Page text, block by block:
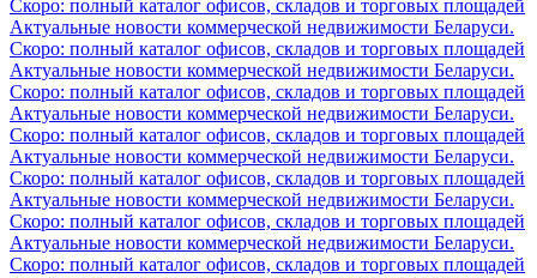
Скоро: полный каталог офисов, складов и торговых площадей
Актуальные новости коммерческой недвижимости Беларуси.
Скоро: полный каталог офисов, складов и торговых площадей
Актуальные новости коммерческой недвижимости Беларуси.
Скоро: полный каталог офисов, складов и торговых площадей
Актуальные новости коммерческой недвижимости Беларуси.
Скоро: полный каталог офисов, складов и торговых площадей
Актуальные новости коммерческой недвижимости Беларуси.
Скоро: полный каталог офисов, складов и торговых площадей
Актуальные новости коммерческой недвижимости Беларуси.
Скоро: полный каталог офисов, складов и торговых площадей
Актуальные новости коммерческой недвижимости Беларуси.
Скоро: полный каталог офисов, складов и торговых площадей